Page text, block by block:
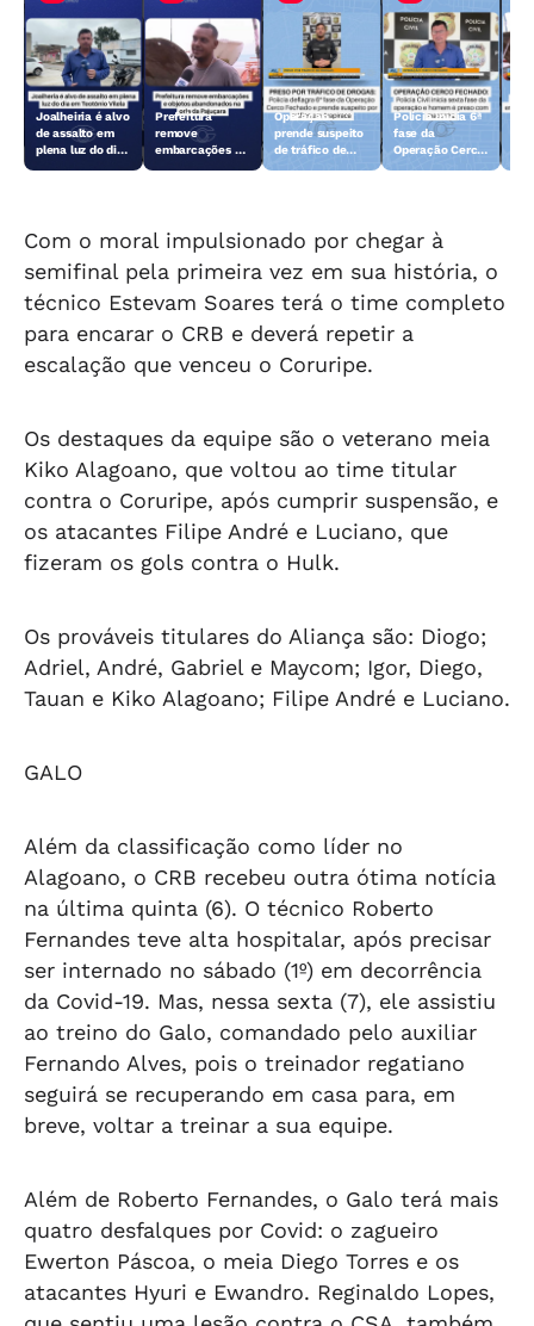
Joalheiria é alvo
de assalto em
plena luz do dia
Prefeitura
remove
embarcações e
Operação
prende suspeito
de tráfico de
Polícia inicia 6ª
fase da
Operação Cerco
Com o moral impulsionado por chegar à
semifinal pela primeira vez em sua história, o
técnico Estevam Soares terá o time completo
para encarar o CRB e deverá repetir a
escalação que venceu o Coruripe.
Os destaques da equipe são o veterano meia
Kiko Alagoano, que voltou ao time titular
contra o Coruripe, após cumprir suspensão, e
os atacantes Filipe André e Luciano, que
fizeram os gols contra o Hulk.
Os prováveis titulares do Aliança são: Diogo;
Adriel, André, Gabriel e Maycom; Igor, Diego,
Tauan e Kiko Alagoano; Filipe André e Luciano.
GALO
Além da classificação como líder no
Alagoano, o CRB recebeu outra ótima notícia
na última quinta (6). O técnico Roberto
Fernandes teve alta hospitalar, após precisar
ser internado no sábado (1º) em decorrência
da Covid-19. Mas, nessa sexta (7), ele assistiu
ao treino do Galo, comandado pelo auxiliar
Fernando Alves, pois o treinador regatiano
seguirá se recuperando em casa para, em
breve, voltar a treinar a sua equipe.
Além de Roberto Fernandes, o Galo terá mais
quatro desfalques por Covid: o zagueiro
Ewerton Páscoa, o meia Diego Torres e os
atacantes Hyuri e Ewandro. Reginaldo Lopes,